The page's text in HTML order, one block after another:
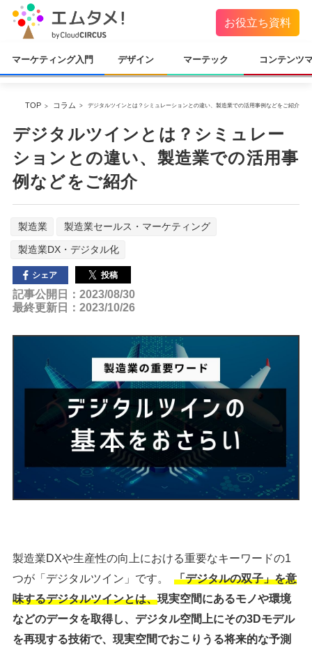
お役立ち資料
マーケティング入門 デザイン マーテック コンテンツ
TOP コラム デジタルツインとは？シミュレーションとの違い、製造業での活用事例などをご紹介
デジタルツインとは？シミュレー
ションとの違い、製造業での活用事
例などをご紹介
製造業 製造業セールス・マーケティング
製造業DX・デジタル化
シェア 投稿
記事公開日：2023/08/30
最終更新日：2023/10/26
製造業DXや生産性の向上における重要なキーワードの1
つが「デジタルツイン」です。 「デジタルの双子」を意
味するデジタルツインとは、現実空間にあるモノや環境
などのデータを取得し、デジタル空間上にその3Dモデル
を再現する技術で、現実空間でおこりうる将来的な予測